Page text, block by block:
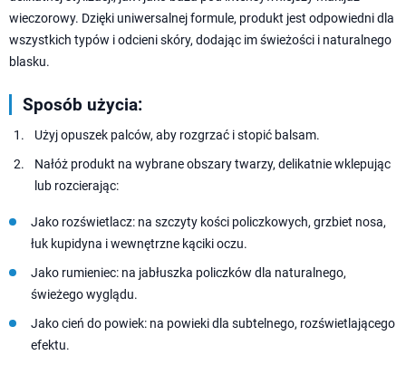
wieczorowy. Dzięki uniwersalnej formule, produkt jest odpowiedni dla
wszystkich typów i odcieni skóry, dodając im świeżości i naturalnego
blasku.
Sposób użycia:
Użyj opuszek palców, aby rozgrzać i stopić balsam.
Nałóż produkt na wybrane obszary twarzy, delikatnie wklepując
lub rozcierając:
Jako rozświetlacz: na szczyty kości policzkowych, grzbiet nosa,
łuk kupidyna i wewnętrzne kąciki oczu.
Jako rumieniec: na jabłuszka policzków dla naturalnego,
świeżego wyglądu.
Jako cień do powiek: na powieki dla subtelnego, rozświetlającego
efektu.